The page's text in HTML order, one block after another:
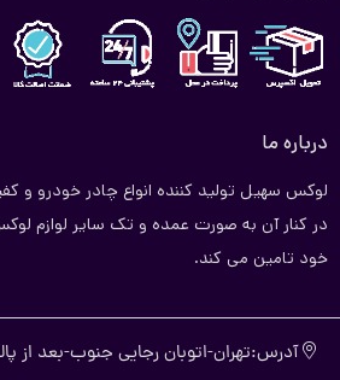
درباره ما
لوکس سهیل تولید کننده انواع چادر خودرو و
در کنار آن به صورت عمده و تک سایر لوازم
خود تامین می کند.
آدرس:تهران-اتوبان رجایی جنوب-بعد از